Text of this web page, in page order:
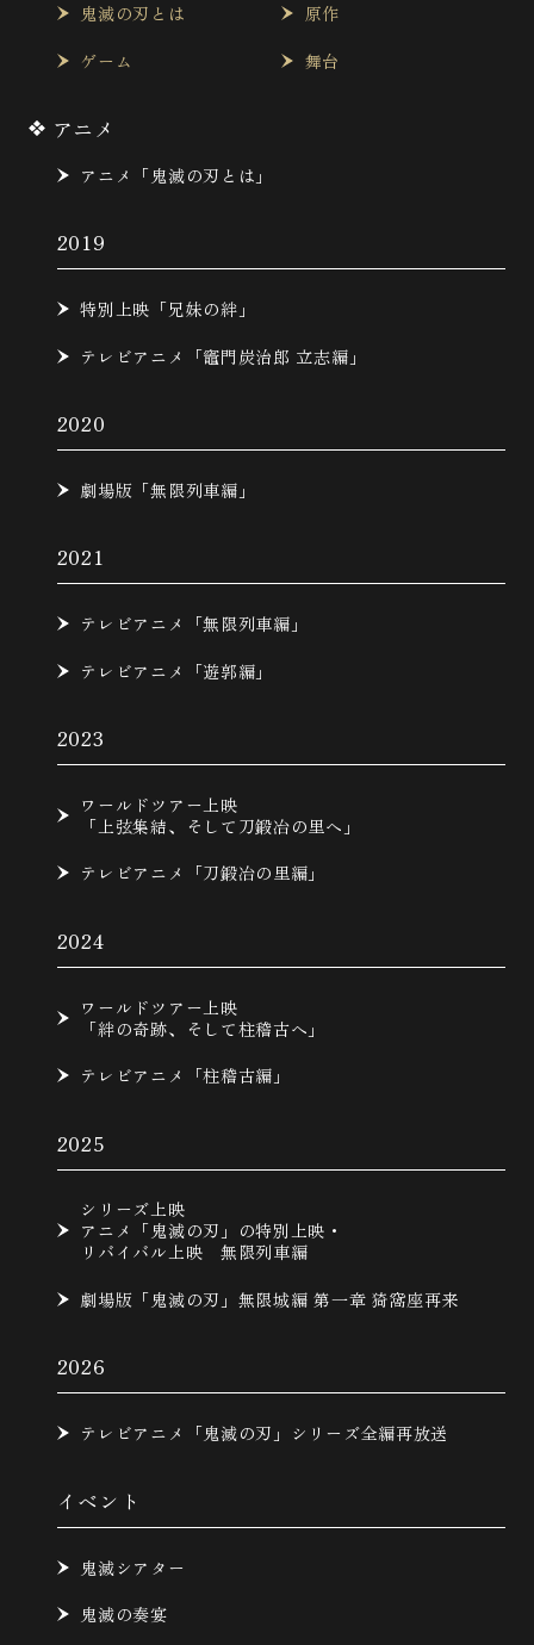
鬼滅の刃とは
原作
ゲーム
舞台
アニメ
アニメ「鬼滅の刃とは」
2019
特別上映「兄妹の絆」
テレビアニメ「竈門炭治郎 立志編」
2020
劇場版「無限列車編」
2021
テレビアニメ「無限列車編」
テレビアニメ「遊郭編」
2023
ワールドツアー上映
「上弦集結、そして刀鍛冶の里へ」
テレビアニメ「刀鍛冶の里編」
2024
ワールドツアー上映
「絆の奇跡、そして柱稽古へ」
テレビアニメ「柱稽古編」
2025
シリーズ上映
アニメ「鬼滅の刃」の特別上映・
リバイバル上映 無限列車編
劇場版「鬼滅の刃」無限城編 第一章 猗窩座再来
2026
テレビアニメ「鬼滅の刃」シリーズ全編再放送
イベント
鬼滅シアター
鬼滅の奏宴